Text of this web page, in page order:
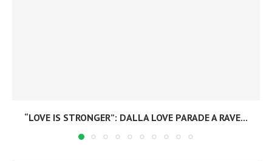
“LOVE IS STRONGER”: DALLA LOVE PARADE A RAVE...